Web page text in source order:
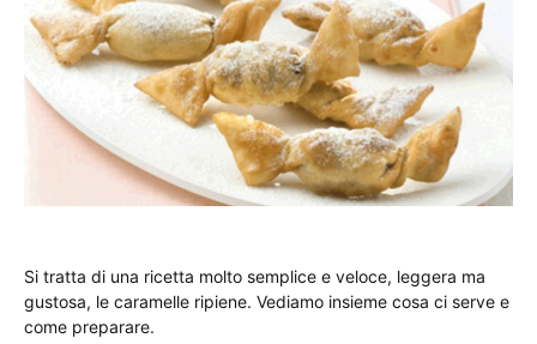
Si tratta di una ricetta molto semplice e veloce, leggera ma
gustosa, le caramelle ripiene. Vediamo insieme cosa ci serve e
come preparare.